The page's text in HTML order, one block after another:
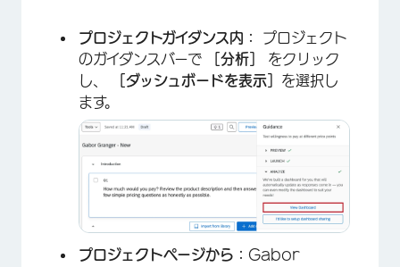
プロジェクトガイダンス内：
プロジェクト
のガイダンスバーで
［分析］
をクリック
し、
［ダッシュボードを表示］ を選択し
ます。
プロジェクトページから： Gabor